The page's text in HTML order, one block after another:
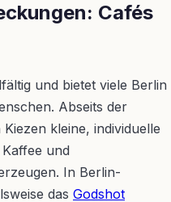
Cafés
und bietet viele Berlin
Abseits der
kleine, individuelle
und
In Berlin-
das Godshot